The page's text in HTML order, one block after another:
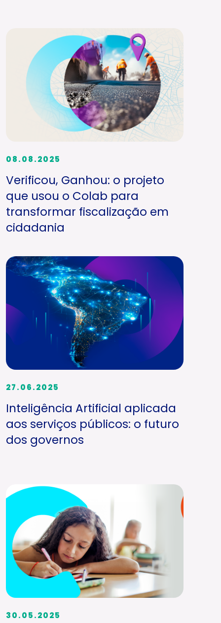
08.08.2025
Verificou, Ganhou: o projeto
que usou o Colab para
transformar fiscalização em
cidadania
27.06.2025
Inteligência Artificial aplicada
aos serviços públicos: o futuro
dos governos
30.05.2025